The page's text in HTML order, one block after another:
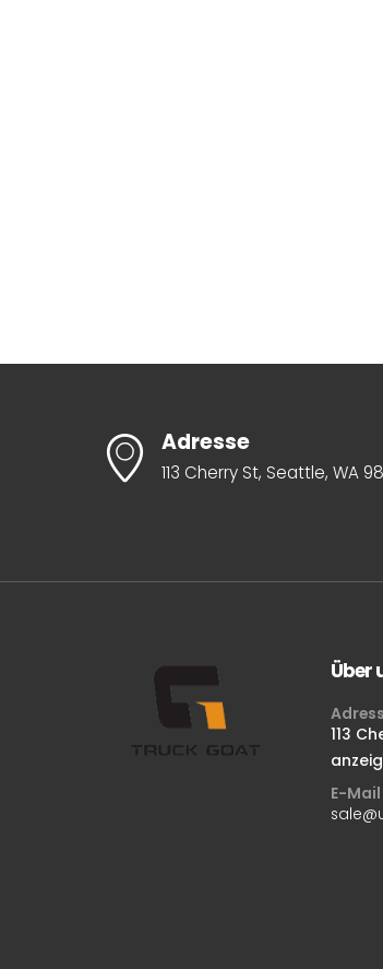
Adresse
113 Cherry St, Seattle, WA
Über
113
E-Mail